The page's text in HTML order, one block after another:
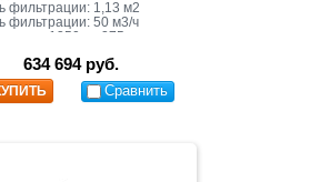
фильтрации: 1,13 м2
фильтрации: 50 м3/ч
1350 кг+275 кг
634 694 руб.
Сравнить